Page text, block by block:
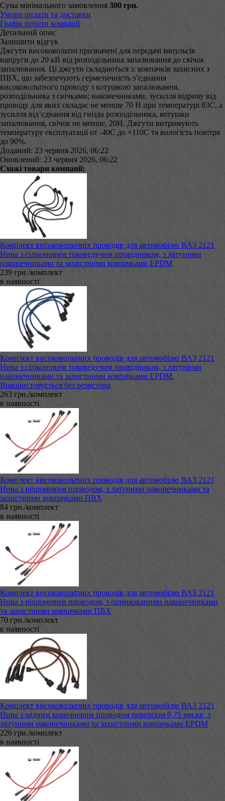
Сума мінімального замовлення 300 грн.
Умови оплати та доставки
Графік роботи компанії
Детальний опис
Залишити відгук
Джгути високовольтні призначені для передачі імпульсів
напруги до 20 кВ від розподільника запалювання до свічок
запалювання. Ці джгути складаються з: ковпачків захисних з
ПВХ, що забезпечують герметичність з’єднання
високовольтного проводу з котушкою запалювання,
розподільника з свічками; наконечниками, зусилля відриву від
проводу для яких складає не менше 70 Н при температурі 83С, а
зусилля від’єднання від гнізда розподільника, котушки
запалювання, свічок не менше, 20Н. Джгути витримують
температуру експлуатації от -40С до +110С та вологість повітря
до 90%.
Доданий: 23 червня 2026, 06:22
Оновлений: 23 червня 2026, 06:22
Схожі товари компанії:
Комплект високовольтних проводів для автомобілю ВАЗ 2121
Нива з сіліконовим токоведучим провідником, з латуними
наконечниками та захистними ковпачками EPDM
239 грн./комплект
в наявності
Комплект високовольтних проводів для автомобілю ВАЗ 2121
Нива з сіліконовим токоведучим провідником, з латуними
наконечниками та захистними ковпачками EPDM.
Використовується без резистора
263 грн./комплект
в наявності
Комплект високовольтних проводів для автомобілю ВАЗ 2121
Нива з ніхромовим проводом, з латуними наконечниками та
захистними ковпачками ПВХ
84 грн./комплект
в наявності
Комплект високовольтних проводів для автомобілю ВАЗ 2121
Нива з ніхромовим проводом, з оцинкованими наконечниками
та захистними ковпачками ПВХ
70 грн./комплект
в наявності
Комплект високовольтних проводів для автомобілю ВАЗ 2121
Нива з мідним коричневим проводом перерізом 0,75 мм.кв, з
латуними наконечниками та захистними ковпачками EPDM
226 грн./комплект
в наявності